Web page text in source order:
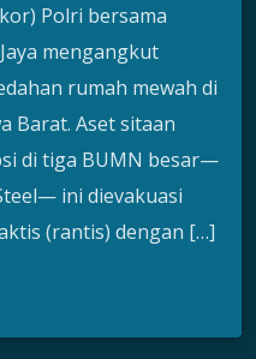
Polri bersama
mengangkut
rumah mewah di
Barat. Aset sitaan
di tiga BUMN besar—
ini dievakuasi
(rantis) dengan […]